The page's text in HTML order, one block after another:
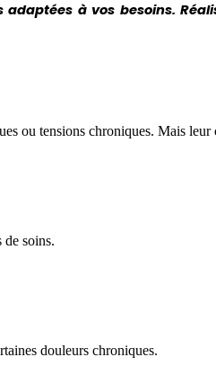
à vos besoins.
ou tensions chroniques. Mais
de soins.
douleurs chroniques.